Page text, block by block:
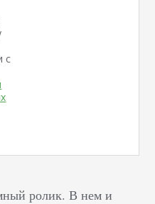
с
ролик. В нем и